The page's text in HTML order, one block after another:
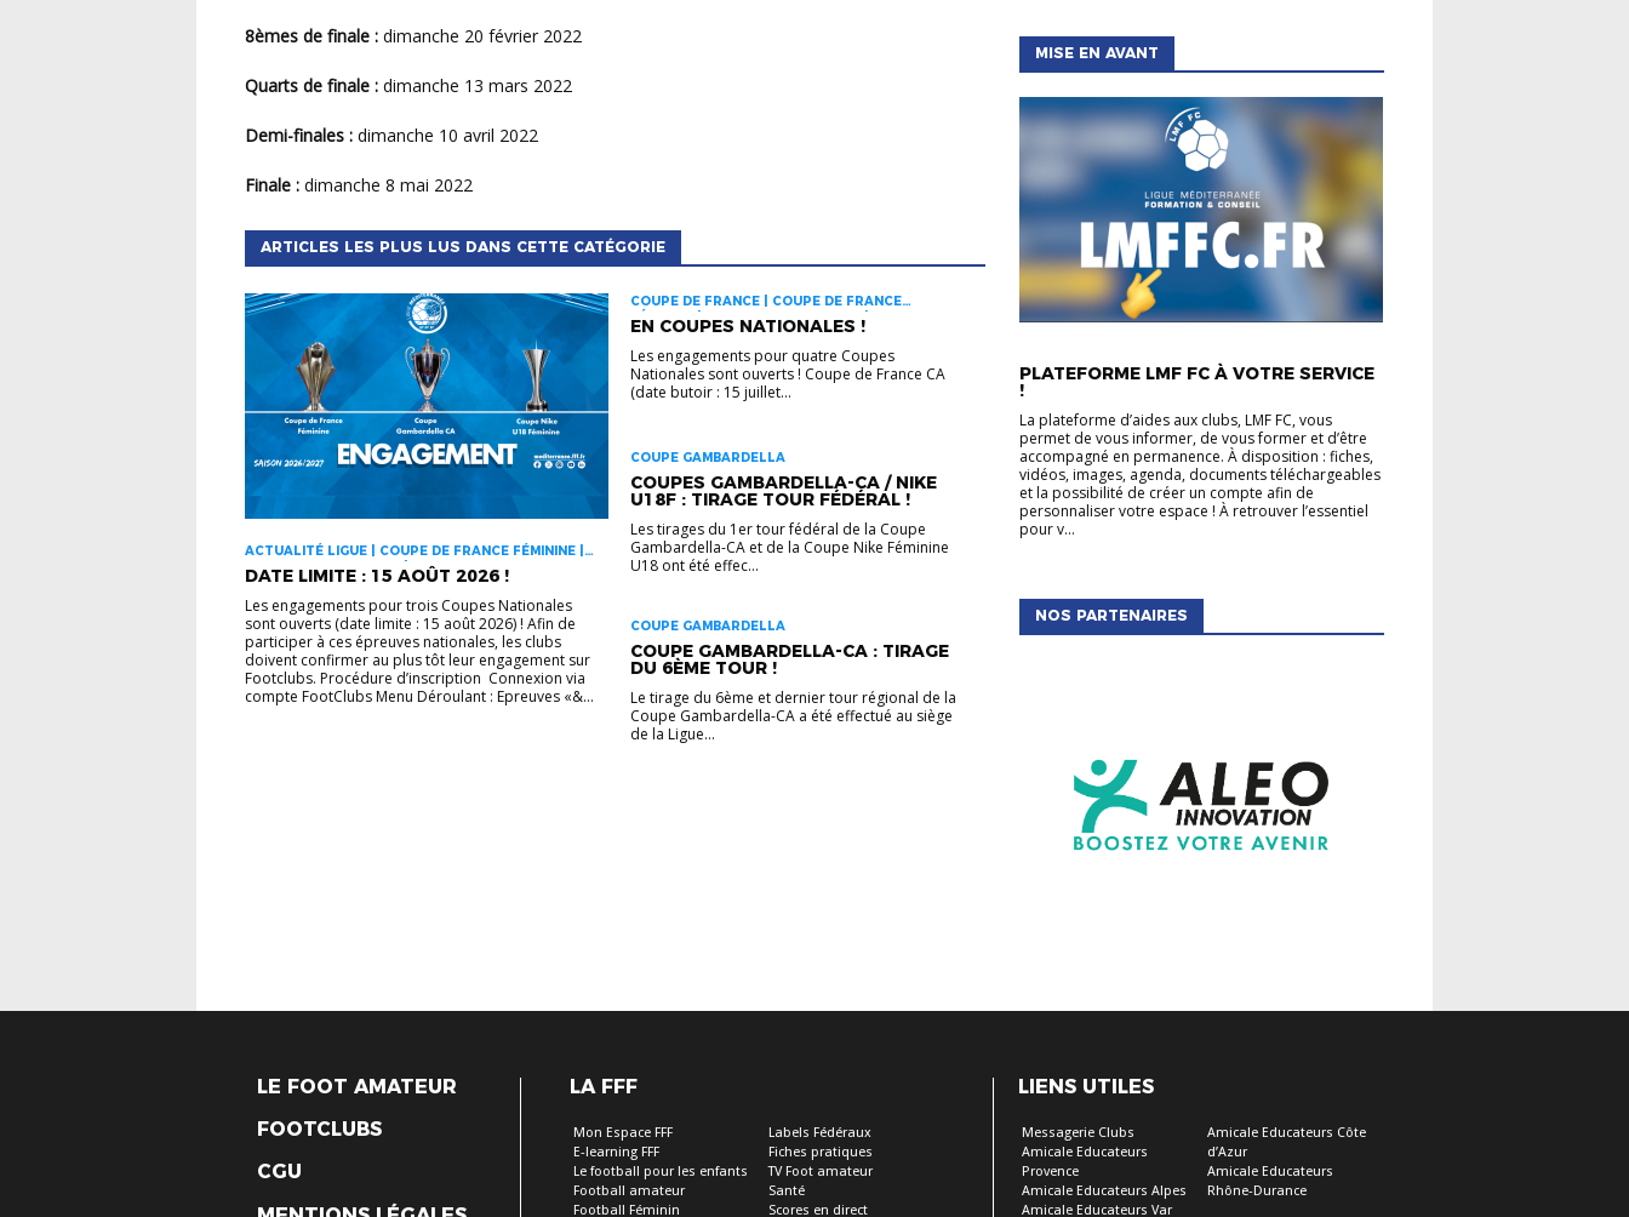
8èmes de finale : dimanche 20 février 2022
Quarts de finale : dimanche 13 mars 2022
Demi-finales : dimanche 10 avril 2022
Finale : dimanche 8 mai 2022
ARTICLES LES PLUS LUS DANS CETTE CATÉGORIE
ACTUALITÉ LIGUE | COUPE DE FRANCE FÉMININE |
COUPE GAMBARDELLA | COUPES NATIONALES
DATE LIMITE : 15 AOÛT 2026 !
Les engagements pour trois Coupes Nationales
sont ouverts (date limite : 15 août 2026) ! Afin de
participer à ces épreuves nationales, les clubs
doivent confirmer au plus tôt leur engagement sur
Footclubs. Procédure d’inscription Connexion via
compte FootClubs Menu Déroulant : Epreuves «&...
COUPE DE FRANCE | COUPE DE FRANCE
FÉMININE | COUPE GAMBARDELLA | COUPES
NATIONALES
EN COUPES NATIONALES !
Les engagements pour quatre Coupes
Nationales sont ouverts ! Coupe de France CA
(date butoir : 15 juillet...
COUPE GAMBARDELLA
COUPES GAMBARDELLA-CA / NIKE
U18F : TIRAGE TOUR FÉDÉRAL !
Les tirages du 1er tour fédéral de la Coupe
Gambardella-CA et de la Coupe Nike Féminine
U18 ont été effec...
COUPE GAMBARDELLA
COUPE GAMBARDELLA-CA : TIRAGE
DU 6ÈME TOUR !
Le tirage du 6ème et dernier tour régional de la
Coupe Gambardella-CA a été effectué au siège
de la Ligue...
MISE EN AVANT
PLATEFORME LMF FC À VOTRE SERVICE
!
La plateforme d’aides aux clubs, LMF FC, vous
permet de vous informer, de vous former et d’être
accompagné en permanence. À disposition : fiches,
vidéos, images, agenda, documents téléchargeables
et la possibilité de créer un compte afin de
personnaliser votre espace ! À retrouver l’essentiel
pour v...
NOS PARTENAIRES
LE FOOT AMATEUR
FOOTCLUBS
CGU
LA FFF
Mon Espace FFF
E-learning FFF
Le football pour les enfants
Football amateur
Football Féminin
Labels Fédéraux
Fiches pratiques
TV Foot amateur
Santé
Scores en direct
LIENS UTILES
Messagerie Clubs
Amicale Educateurs
Provence
Amicale Educateurs Alpes
Amicale Educateurs Var
Amicale Educateurs Côte
d’Azur
Amicale Educateurs
Rhône-Durance